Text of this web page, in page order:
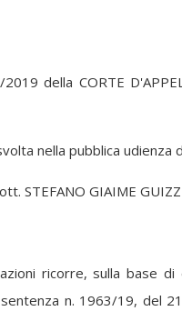
della CORTE
nella pubblica udienza
STEFANO GIAIME
ricorre, sulla base di
n. 1963/19, del